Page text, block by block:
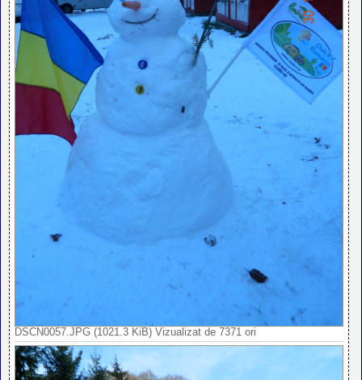
DSCN0057.JPG (1021.3 KiB) Vizualizat de 7371 ori